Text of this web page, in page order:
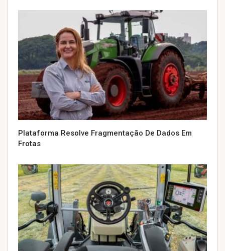
Plataforma Resolve Fragmentação De Dados Em
Frotas